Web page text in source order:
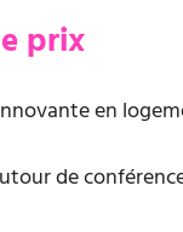
prix
en
de